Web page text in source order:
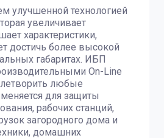
улучшенной технологией
увеличивает
характеристики,
достичь более высокой
габаритах. ИБП
On-Line
любые
для защиты
рабочих станций,
загородного дома и
домашних